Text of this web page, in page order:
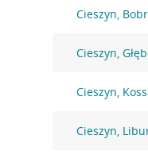
Cieszyn,
Cieszyn,
Cieszyn,
Cieszyn,